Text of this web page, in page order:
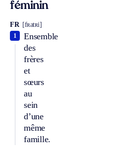
féminin
FR [fʀatʀi]
Ensemble
des
frères
et
sœurs
au
sein
d’une
même
famille.
1